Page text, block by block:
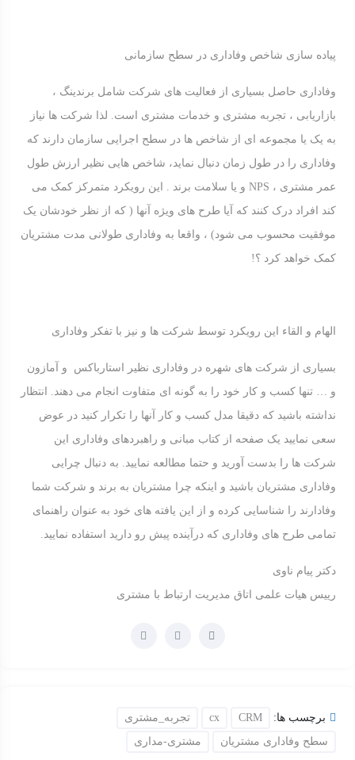
پیاده سازی شاخص وفاداری در سطح سازمانی
وفاداری حاصل بسیاری از فعالیت های شرکت شامل برندینگ ،
بازاریابی ، تجربه مشتری و خدمات مشتری است. لذا شرکت ها نیاز
به یک یا مجموعه ای از شاخص ها در سطح اجرایی سازمان دارند که
وفاداری را در طول زمان دنبال نماید، شاخص هایی نظیر ارزش طول
عمر مشتری ، NPS و یا سلامت برند . این رویکرد متمرکز کمک می
کند افراد درک کنند که آیا طرح های ویژه آنها ( که از نظر خودشان یک
موفقیت محسوب می شود) ، واقعا به وفاداری طولانی مدت مشتریان
کمک خواهد کرد ؟!
الهام و القاء این رویکرد توسط شرکت ها و نیز با تفکر وفاداری
بسیاری از شرکت های شهره در وفاداری نظیر استارباکس و آمازون
و … تنها کسب و کار خود را به گونه ای متفاوت انجام می دهند. انتظار
نداشته باشید که دقیقا مدل کسب و کار آنها را تکرار کنید در عوض
سعی نمایید یک صفحه از کتاب مبانی و راهبردهای وفاداری این
شرکت ها را بدست آورید و حتما مطالعه نمایید. به دنبال چرایی
وفاداری مشتریان باشید و اینکه چرا مشتریان به برند و شرکت شما
وفادارند را شناسایی کرده و از این یافته های خود به عنوان راهنمای
تمامی طرح های وفاداری که درآینده پیش رو دارید استفاده نمایید.
دکتر پیام ناوی
رییس هیات علمی اتاق مدیریت ارتباط با مشتری
برچسب ها: CRM
cx
تجربه_مشتری
سطح وفاداری مشتریان
مشتری-مداری